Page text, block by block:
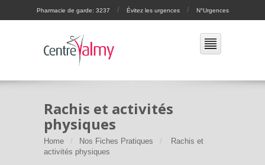
Rachis et activités
physiques
Home Nos Fiches Pratiques
Rachis et
activités physiques
Pharmacie de garde: 3237 / Évitez les urgences / N°Urgences